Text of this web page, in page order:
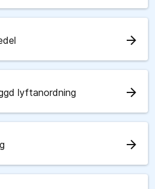
arrow_forward
lyftanordning arrow_forward
arrow_forward